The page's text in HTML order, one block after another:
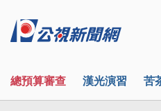
總預算審查 漢光演習 苦